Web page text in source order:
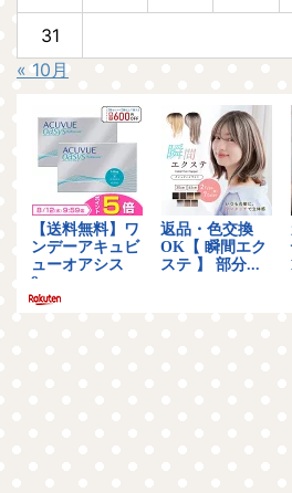
31
« 10月